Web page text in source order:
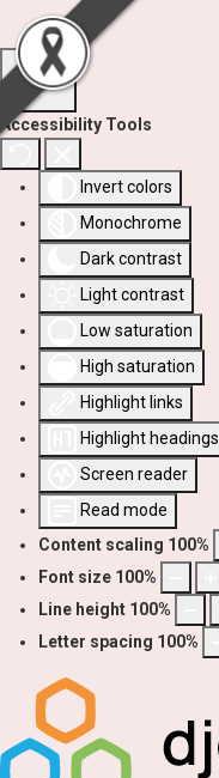
Accessibility Tools
Invert colors
Monochrome
Dark contrast
Light contrast
Low saturation
High saturation
Highlight links
Highlight headings
Screen reader
Read mode
Content scaling 100%
Font size 100%
Line height 100%
Letter spacing 100%